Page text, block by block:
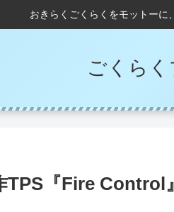
おきらくごくらくをモットーに
ごくら
TPS『Fire Control